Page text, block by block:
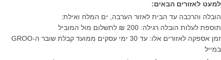
למעט לאזורים הבאים:
הובלה והרכבה עד הבית לאזור הערבה, ים המלח ואילת:
תוספת לעלות הובלה רגילה: 200 ₪ לתשלום מול המוביל
​זמן אספקה לאזורים אלו: עד 30 ימי עסקים ממועד קבלת שובר ה-GROO
במייל